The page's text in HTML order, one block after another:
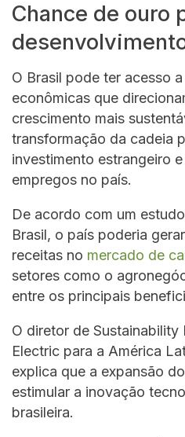
Chance de ouro
O Brasil pode ter acesso
econômicas que
crescimento mais
transformação da cadeia
investimento estrangeiro
empregos no país.
De acordo com um
Brasil, o país poderia
receitas no mercado de
setores como o
entre os principais
O diretor de Sustainability
Electric para a América
explica que a expansão
estimular a inovação
brasileira.